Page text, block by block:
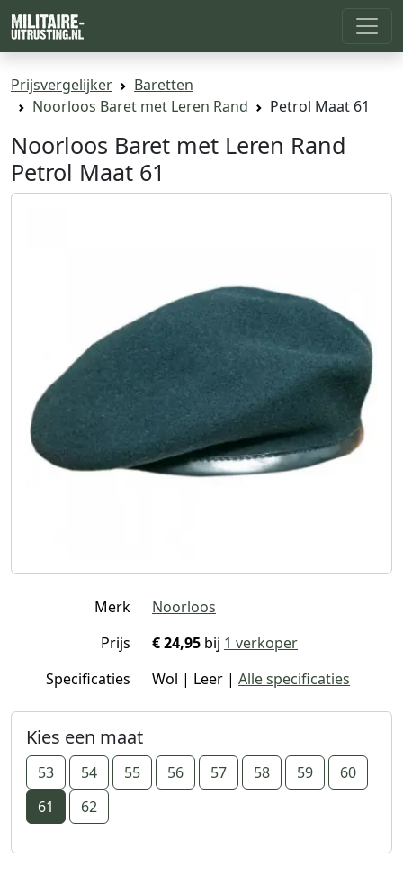
Prijsvergelijker
Baretten
Noorloos Baret met Leren Rand
Petrol Maat 61
Noorloos Baret met Leren Rand
Petrol Maat 61
Merk
Noorloos
Prijs
€ 24,95 bij 1 verkoper
Specificaties
Wol | Leer | Alle specificaties
Kies een maat
53 54 55 56 57 58 59
60
61
62